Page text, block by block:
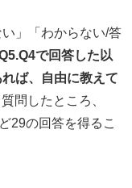
」「わからない/答
Q5.Q4で回答した以
ば、自由に教えて
問したところ、
29の回答を得るこ